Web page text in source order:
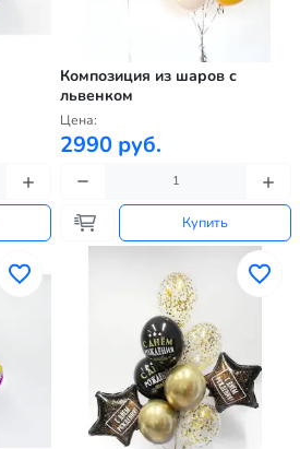
Композиция из шаров с
львенком
Цена:
2990 руб.
Купить